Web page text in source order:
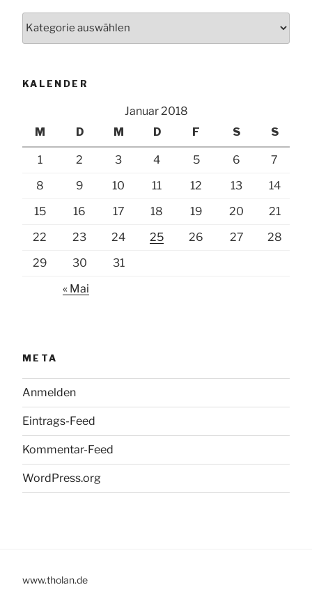
KALENDER
Januar 2018
M
D M D F S S
1 2 3 4 5 6
7
8
9 10 11 12 13
14
15
16 17 18 19 20
21
22
23 24 25 26 27
28
29
30
31
« Mai
META
Anmelden
Eintrags-Feed
Kommentar-Feed
WordPress.org
www.tholan.de